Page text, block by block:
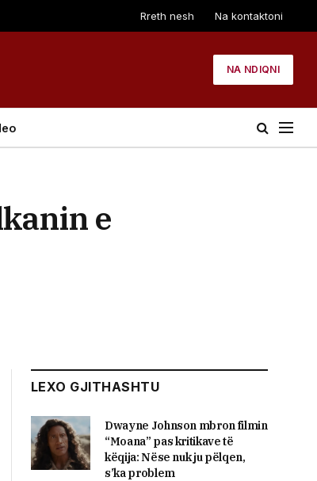
Rreth nesh Na kontaktoni
NA NDIQNI
e
LEXO GJITHASHTU
Dwayne Johnson mbron filmin
“Moana” pas kritikave të
këqija: Nëse nuk ju pëlqen,
s’ka problem